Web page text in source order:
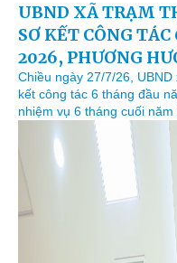
UBND XÃ TRẠM
SƠ KẾT CÔNG
2026, PHƯƠNG
THÁNG CUỐI
Chiều ngày 27/7/26,
kết công tác 6 tháng đầu
nhiệm vụ 6 tháng cuối năm